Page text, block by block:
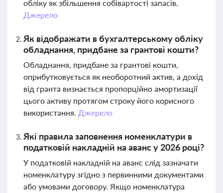
обліку як збільшення собівартості запасів.
Джерело
Як відображати в бухгалтерському обліку
обладнання, придбане за грантові кошти?
Обладнання, придбане за грантові кошти,
оприбутковується як необоротний актив, а дохід
від гранта визнається пропорційно амортизації
цього активу протягом строку його корисного
використання. Джерело
Які правила заповнення номенклатури в
податковій накладній на аванс у 2026 році?
У податковій накладній на аванс слід зазначати
номенклатуру згідно з первинними документами
або умовами договору. Якщо номенклатура